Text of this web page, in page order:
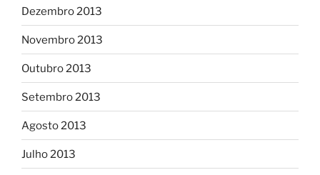
Dezembro 2013
Novembro 2013
Outubro 2013
Setembro 2013
Agosto 2013
Julho 2013